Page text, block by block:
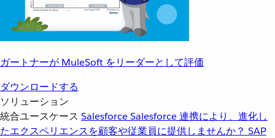
ガートナーが MuleSoft をリーダーとして評価
ダウンロードする
ソリューション
統合ユースケース SalesforceSalesforce 連携により、進化し
たエクスペリエンスを顧客や従業員に提供しませんか？ SAP